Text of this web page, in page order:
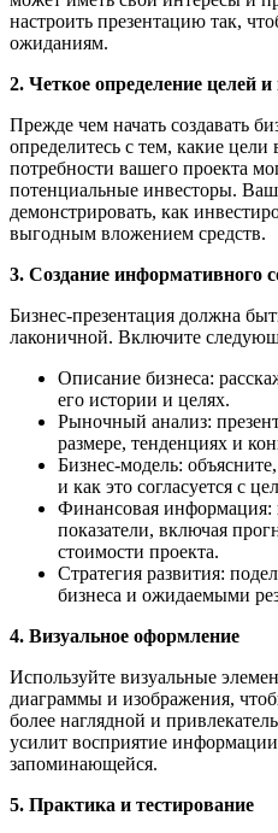
настроить презентацию так,
ожиданиям.
2. Четкое определение целей и
Прежде чем начать создавать
определитесь с тем, какие цели
потребности вашего проекта
потенциальные инвесторы.
демонстрировать, как
выгодным вложением средств.
3. Создание информативного
Бизнес-презентация должна
лаконичной. Включите
Описание бизнеса:
его истории и целях.
Рыночный анализ:
размере, тенденциях и
Бизнес-модель:
и как это согласуется с
Финансовая информация:
показатели, включая
стоимости проекта.
Стратегия развития:
бизнеса и ожидаемыми
4. Визуальное оформление
Используйте визуальные
диаграммы и изображения,
более наглядной и
усилит восприятие информации
запоминающейся.
5. Практика и тестирование